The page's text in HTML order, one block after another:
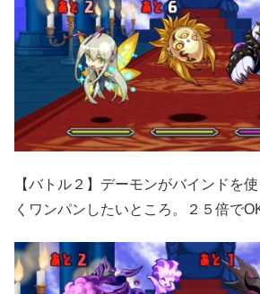
【バトル２】デーモンがバインドを
くワンパンしたいところ。２５倍でOK